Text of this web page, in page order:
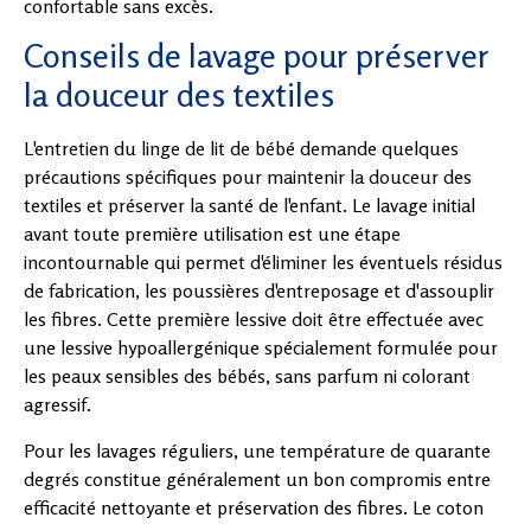
confortable sans excès.
Conseils de lavage pour préserver
la douceur des textiles
L'entretien du linge de lit de bébé demande quelques
précautions spécifiques pour maintenir la douceur des
textiles et préserver la santé de l'enfant. Le lavage initial
avant toute première utilisation est une étape
incontournable qui permet d'éliminer les éventuels résidus
de fabrication, les poussières d'entreposage et d'assouplir
les fibres. Cette première lessive doit être effectuée avec
une lessive hypoallergénique spécialement formulée pour
les peaux sensibles des bébés, sans parfum ni colorant
agressif.
Pour les lavages réguliers, une température de quarante
degrés constitue généralement un bon compromis entre
efficacité nettoyante et préservation des fibres. Le coton